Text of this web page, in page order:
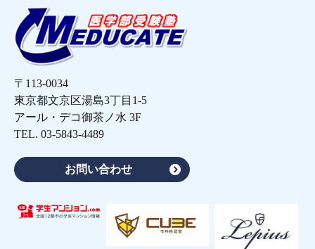
〒113-0034
東京都文京区湯島3丁目1-5
アール・デコ御茶ノ水 3F
TEL. 03-5843-4489
お問い合わせ